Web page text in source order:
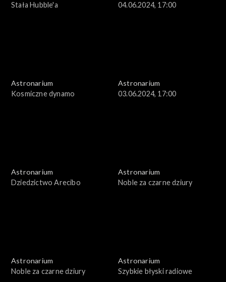
Stała Hubble'a
04.06.2024, 17:00
Astronarium
Kosmiczne dynamo
Astronarium
03.06.2024, 17:00
Astronarium
Dziedzictwo Arecibo
Astronarium
Noble za czarne dziury
Astronarium
Noble za czarne dziury
Astronarium
Szybkie błyski radiowe